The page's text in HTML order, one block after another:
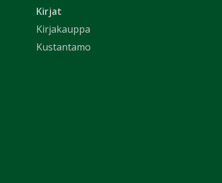
Kirjat
Kirjakauppa
Kustantamo